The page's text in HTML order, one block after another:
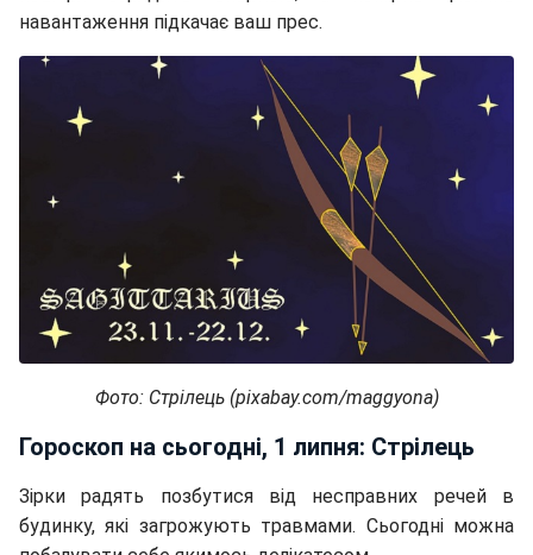
навантаження підкачає ваш прес.
Фото: Стрілець (pixabay.com/maggyona)
Гороскоп на сьогодні, 1 липня: Стрілець
Зірки радять позбутися від несправних речей в
будинку, які загрожують травмами. Сьогодні можна